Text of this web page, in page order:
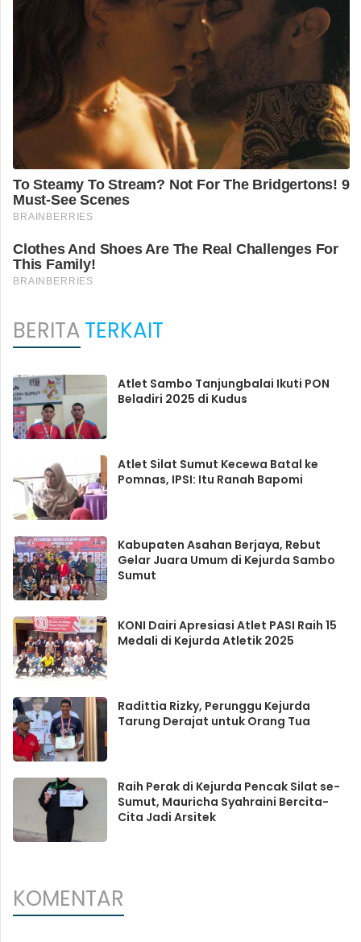
BERITATERKAIT
Atlet Sambo Tanjungbalai Ikuti PON
Beladiri 2025 di Kudus
Atlet Silat Sumut Kecewa Batal ke
Pomnas, IPSI: Itu Ranah Bapomi
Kabupaten Asahan Berjaya, Rebut
Gelar Juara Umum di Kejurda Sambo
Sumut
KONI Dairi Apresiasi Atlet PASI Raih 15
Medali di Kejurda Atletik 2025
Radittia Rizky, Perunggu Kejurda
Tarung Derajat untuk Orang Tua
Raih Perak di Kejurda Pencak Silat se-
Sumut, Mauricha Syahraini Bercita-
Cita Jadi Arsitek
KOMENTAR